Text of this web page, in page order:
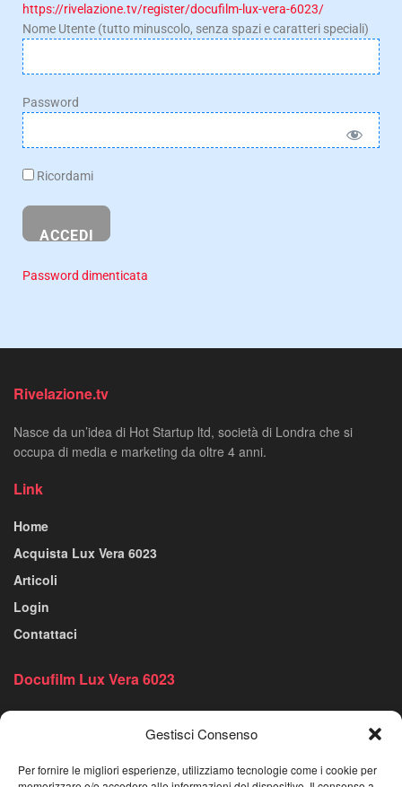
Gestisci Consenso
Per fornire le migliori esperienze, utilizziamo tecnologie come i cookie per
https://rivelazione.tv/register/docufilm-lux-vera-6023/
Nome Utente (tutto minuscolo, senza spazi e caratteri speciali)
Password
Ricordami
Password dimenticata
Rivelazione.tv
Nasce da un’idea di Hot Startup ltd, società di Londra che si
occupa di media e marketing da oltre 4 anni.
Link
Home
Acquista Lux Vera 6023
Articoli
Login
Contattaci
Docufilm Lux Vera 6023
Effettua il Login
Lux Vera 6023 – La Storia
Trailer e Video